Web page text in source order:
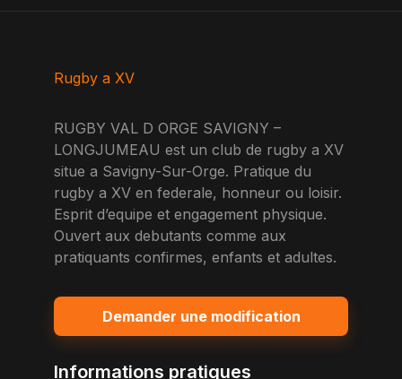
Rugby a XV
RUGBY VAL D ORGE SAVIGNY –
LONGJUMEAU est un club de rugby a XV
situe a Savigny-Sur-Orge. Pratique du
rugby a XV en federale, honneur ou loisir.
Esprit d’equipe et engagement physique.
Ouvert aux debutants comme aux
pratiquants confirmes, enfants et adultes.
Demander une modification
Informations pratiques